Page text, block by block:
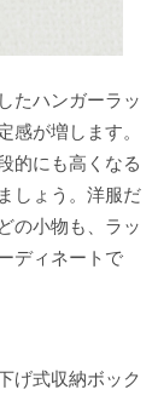
たハンガーラッ
感が増します。
的にも高くなる
しょう。洋服だ
の小物も、ラッ
ディネートで
げ式収納ボック